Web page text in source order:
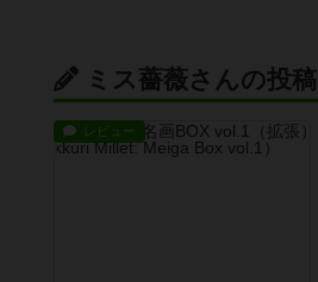
ミス薔薇さんの投稿
レビュー